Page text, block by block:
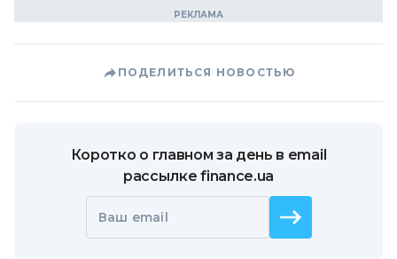
ПОДЕЛИТЬСЯ НОВОСТЬЮ
Коротко о главном за день в email
рассылке finance.ua
Ваш email